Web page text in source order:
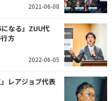
2021-06-08
になる」ZUU代
方
2022-06-05
レアジョブ代表